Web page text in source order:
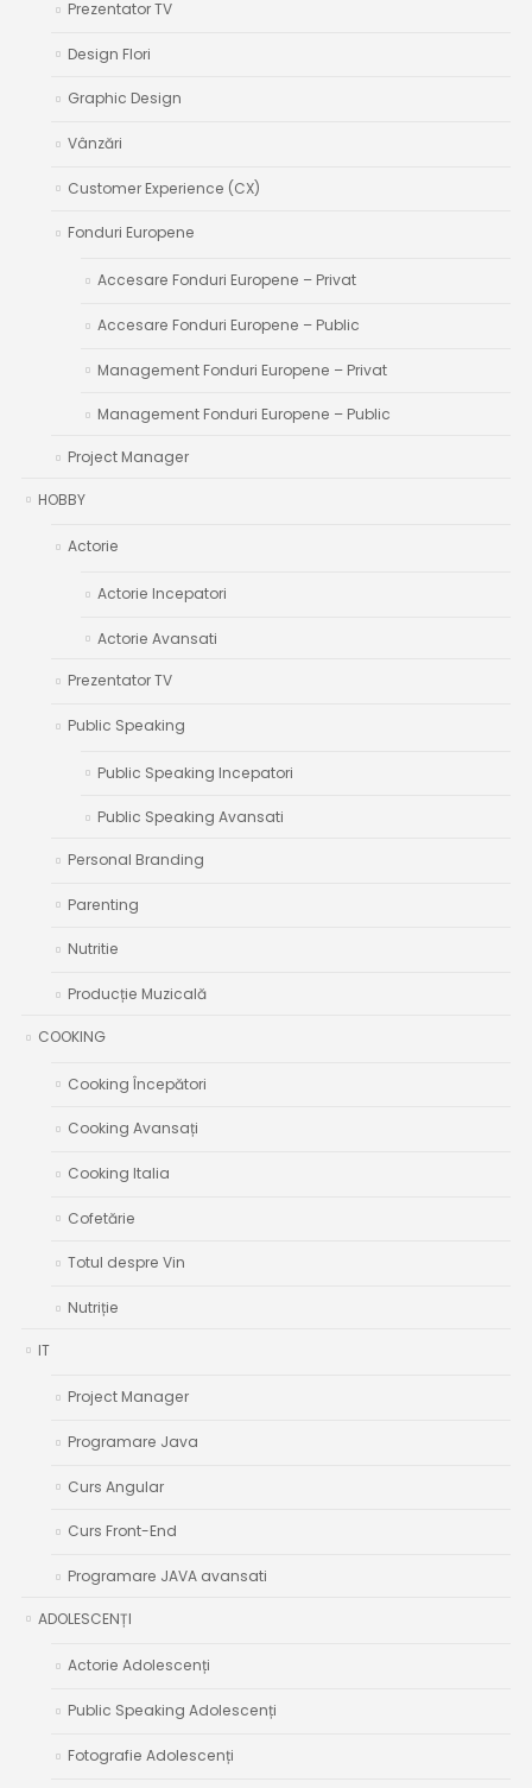
Prezentator TV
Design Flori
Graphic Design
Vânzări
Customer Experience (CX)
Fonduri Europene
Accesare Fonduri Europene – Privat
Accesare Fonduri Europene – Public
Management Fonduri Europene – Privat
Management Fonduri Europene – Public
Project Manager
HOBBY
Actorie
Actorie Incepatori
Actorie Avansati
Prezentator TV
Public Speaking
Public Speaking Incepatori
Public Speaking Avansati
Personal Branding
Parenting
Nutritie
Producție Muzicală
COOKING
Cooking Începători
Cooking Avansați
Cooking Italia
Cofetărie
Totul despre Vin
Nutriție
IT
Project Manager
Programare Java
Curs Angular
Curs Front-End
Programare JAVA avansati
ADOLESCENȚI
Actorie Adolescenți
Public Speaking Adolescenți
Fotografie Adolescenți